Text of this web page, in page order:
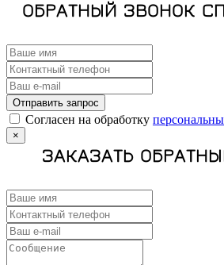
ОБРАТНЫЙ ЗВОНОК
Отправить запрос
Cогласен на обработку
×
ЗАКАЗАТЬ